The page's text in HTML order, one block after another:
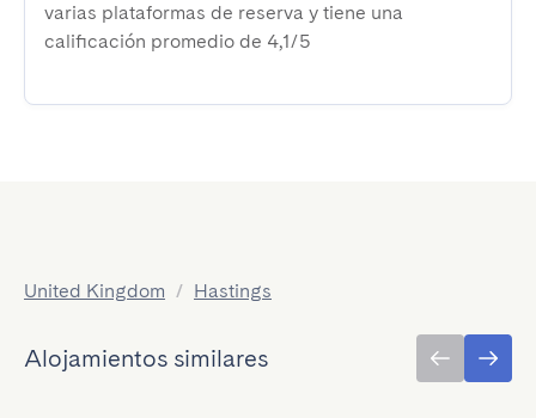
varias plataformas de reserva y tiene una
calificación promedio de 4,1/5
United Kingdom / Hastings
Alojamientos similares